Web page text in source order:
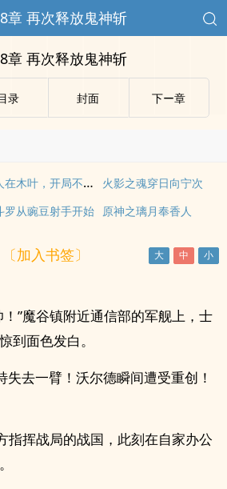
章 再次释放鬼神斩
章 再次释放鬼神斩
录 封面 下ー章
人在木叶，开局不死之身
火影之魂穿日向宁次
罗从豌豆射手开始 原神之璃月奉香人
〔加入书签〕
”魔谷镇附近通信部的军舰上，士
到面色发白。
失去一臂！沃尔德瞬间遭受重创！
指挥战局的战国，此刻在自家办公